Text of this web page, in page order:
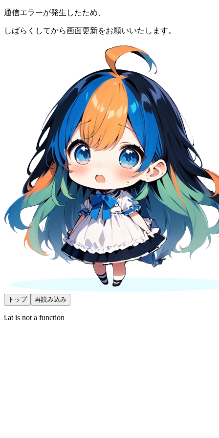
通信エラーが発生したため、
しばらくしてから画面更新をお願いいたします。
トップ 再読み込み
i.at is not a function